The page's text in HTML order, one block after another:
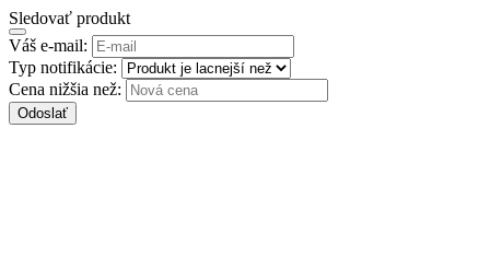
Sledovať produkt
Váš e-mail:
Typ notifikácie:
Cena nižšia než:
Odoslať